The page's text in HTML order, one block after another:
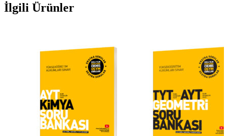
İlgili Ürünler